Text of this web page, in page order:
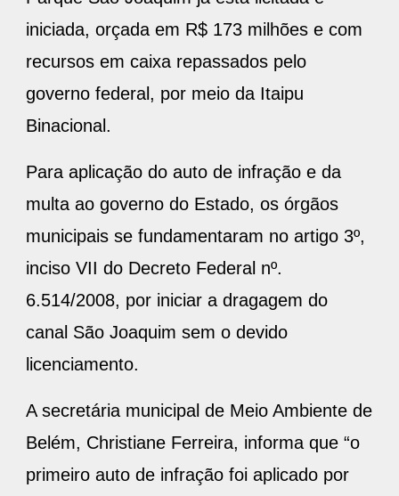
iniciada, orçada em R$ 173 milhões e com
recursos em caixa repassados pelo
governo federal, por meio da Itaipu
Binacional.
Para aplicação do auto de infração e da
multa ao governo do Estado, os órgãos
municipais se fundamentaram no artigo 3º,
inciso VII do Decreto Federal nº.
6.514/2008, por iniciar a dragagem do
canal São Joaquim sem o devido
licenciamento.
A secretária municipal de Meio Ambiente de
Belém, Christiane Ferreira, informa que “o
primeiro auto de infração foi aplicado por